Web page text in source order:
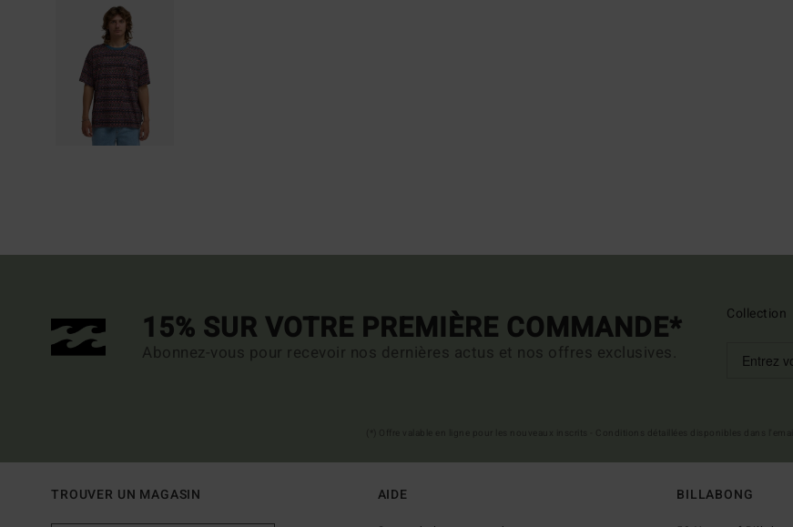
15% SUR VOTRE PREMIÈRE COMMANDE*
Abonnez-vous pour recevoir nos dernières actus et nos offres exclusives.
Collection
TROUVER UN MAGASIN AIDE BILLABONG